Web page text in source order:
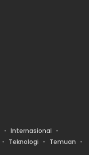
Internasional
Teknologi
Temuan